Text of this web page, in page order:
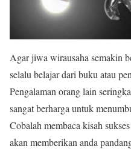
Agar jiwa wirausaha semakin
selalu belajar dari buku atau
Pengalaman orang lain
sangat berharga untuk
Cobalah membaca kisah
akan memberikan anda